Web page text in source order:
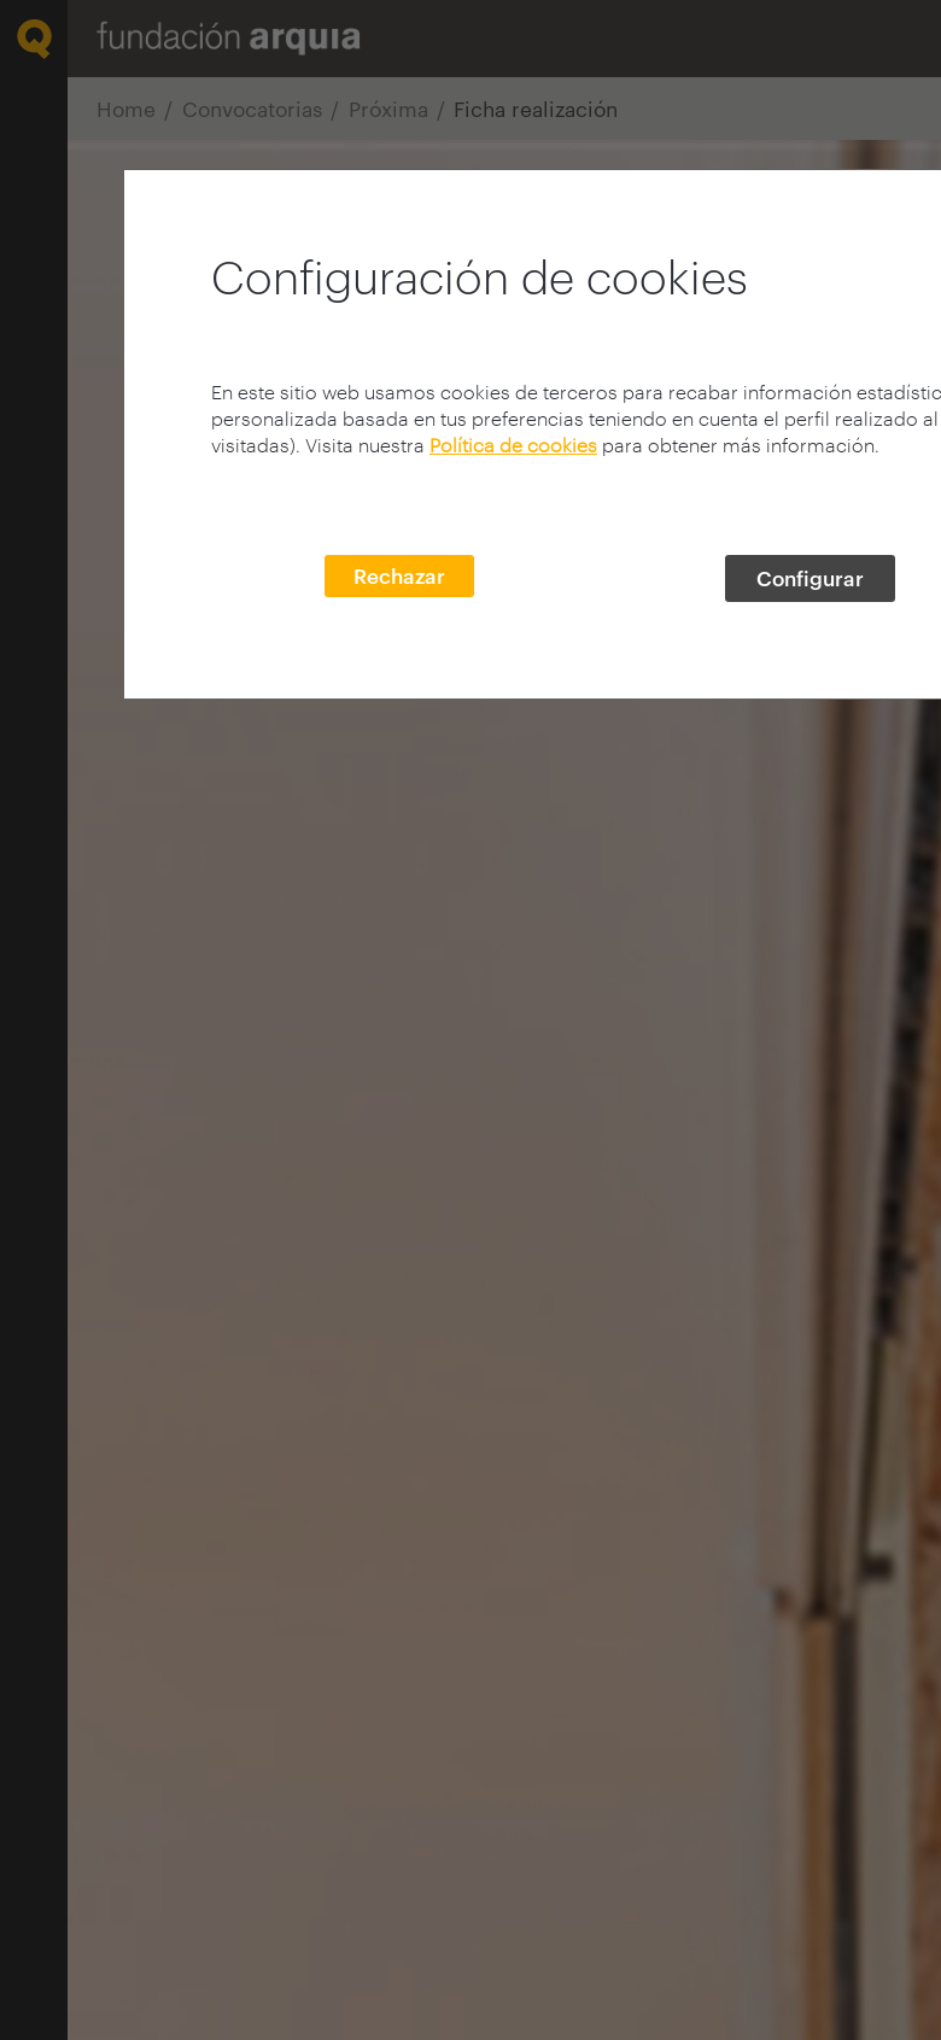
Configuración de cookies
En este sitio web usamos cookies de terceros para recabar información
personalizada basada en tus preferencias teniendo en cuenta el perfil realizado
visitadas). Visita nuestra Política de cookies para obtener más información.
Rechazar Configurar
Home Convocatorias Próxima Ficha realización